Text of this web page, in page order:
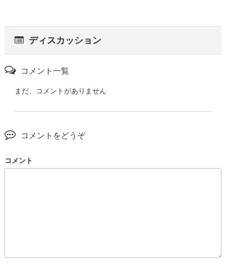
ディスカッション
コメント一覧
まだ、コメントがありません
コメントをどうぞ
コメント